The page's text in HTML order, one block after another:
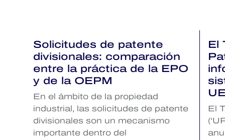
Solicitudes de patente
divisionales: comparación
entre la práctica de la EPO
y de la OEPM
En el ámbito de la propiedad
industrial, las solicitudes de patente
divisionales son un mecanismo
importante dentro del
El
El